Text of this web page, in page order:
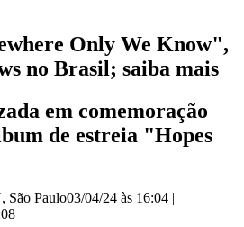
Only We Know",
no Brasil; saiba mais
em comemoração
de estreia "Hopes
, São Paulo03/04/24 às 16:04 |